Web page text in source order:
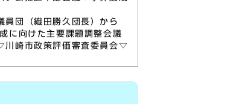
団（織田勝久団長）から
に向けた主要課題調整会議
川崎市政策評価審査委員会▽